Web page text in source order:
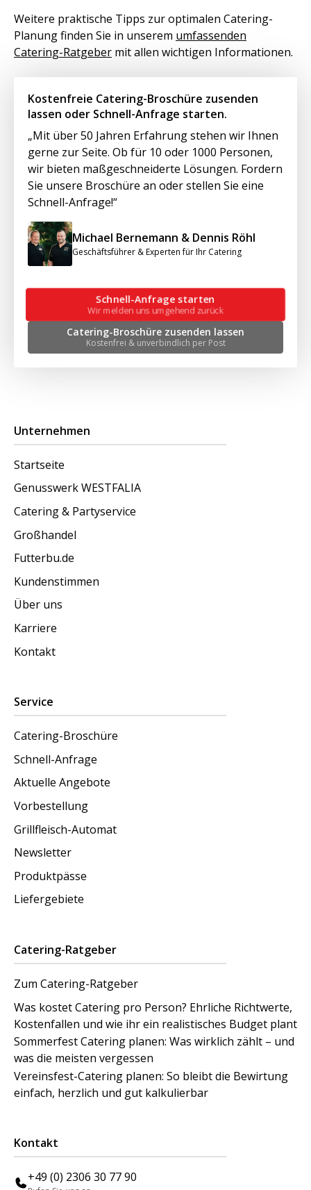
Weitere praktische Tipps zur optimalen Catering-
Planung finden Sie in unserem umfassenden
Catering-Ratgeber mit allen wichtigen Informationen.
Kostenfreie Catering-Broschüre zusenden
lassen oder Schnell-Anfrage starten.
„Mit über 50 Jahren Erfahrung stehen wir Ihnen
gerne zur Seite. Ob für 10 oder 1000 Personen,
wir bieten maßgeschneiderte Lösungen. Fordern
Sie unsere Broschüre an oder stellen Sie eine
Schnell-Anfrage!“
Michael Bernemann & Dennis Röhl
Geschäftsführer & Experten für Ihr Catering
Schnell-Anfrage starten
Wir melden uns umgehend zurück
Catering-Broschüre zusenden lassen
Kostenfrei & unverbindlich per Post
Unternehmen
Startseite
Genusswerk WESTFALIA
Catering & Partyservice
Großhandel
Futterbu.de
Kundenstimmen
Über uns
Karriere
Kontakt
Service
Catering-Broschüre
Schnell-Anfrage
Aktuelle Angebote
Vorbestellung
Grillfleisch-Automat
Newsletter
Produktpässe
Liefergebiete
Catering-Ratgeber
Zum Catering-Ratgeber
Was kostet Catering pro Person? Ehrliche Richtwerte,
Kostenfallen und wie ihr ein realistisches Budget plant
Sommerfest Catering planen: Was wirklich zählt – und
was die meisten vergessen
Vereinsfest-Catering planen: So bleibt die Bewirtung
einfach, herzlich und gut kalkulierbar
Kontakt
+49 (0) 2306 30 77 90